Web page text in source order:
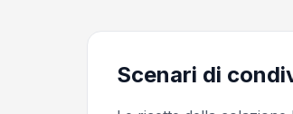
Scenari di